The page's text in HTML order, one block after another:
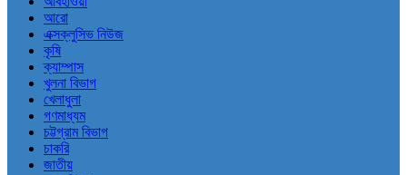
আরো
এক্সক্লুসিভ নিউজ
কৃষি
ক্যাম্পাস
খুলনা বিভাগ
খেলাধুলা
গণমাধ্যম
চট্টগ্রাম বিভাগ
চাকরি
জাতীয়